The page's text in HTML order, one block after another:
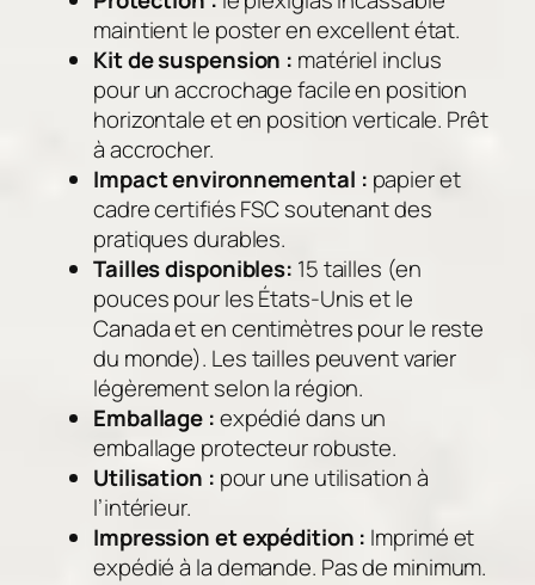
maintient le poster en excellent état.
Kit de suspension : matériel inclus
pour un accrochage facile en position
horizontale et en position verticale. Prêt
à accrocher.
Impact environnemental : papier et
cadre certifiés FSC soutenant des
pratiques durables.
Tailles disponibles: 15 tailles (en
pouces pour les États-Unis et le
Canada et en centimètres pour le reste
du monde). Les tailles peuvent varier
légèrement selon la région.
Emballage :expédié dans un
emballage protecteur robuste.
Utilisation : pour une utilisation à
l’intérieur.
Impression et expédition : Imprimé et
expédié à la demande. Pas de minimum.